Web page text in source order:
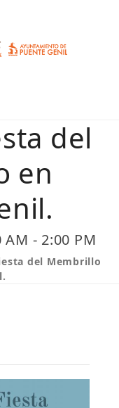
del
en
AM - 2:00 PM
del Membrillo